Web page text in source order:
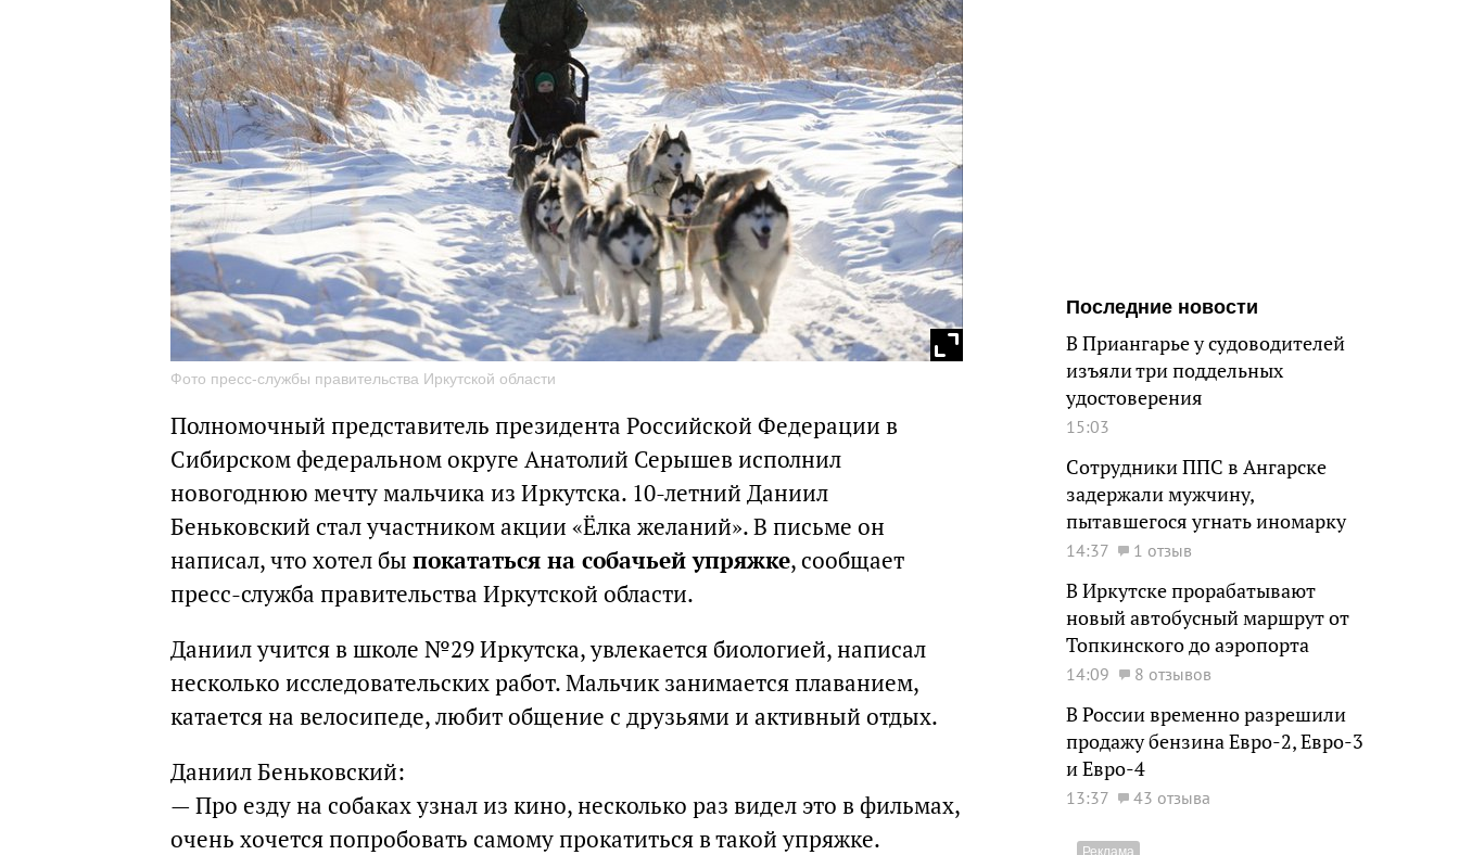
Фото пресс-службы правительства Иркутской области
Полномочный представитель президента Российской Федерации в
Сибирском федеральном округе Анатолий Серышев исполнил
новогоднюю мечту мальчика из Иркутска. 10-летний Даниил
Беньковский стал участником акции «Ёлка желаний». В письме он
написал, что хотел бы покататься на собачьей упряжке, сообщает
пресс-служба правительства Иркутской области.
Даниил учится в школе №29 Иркутска, увлекается биологией, написал
несколько исследовательских работ. Мальчик занимается плаванием,
катается на велосипеде, любит общение с друзьями и активный отдых.
Даниил Беньковский:
— Про езду на собаках узнал из кино, несколько раз видел это в фильмах,
очень хочется попробовать самому прокатиться в такой упряжке.
Последние новости
В Приангарье у судоводителей
изъяли три поддельных
удостоверения
15:03
Сотрудники ППС в Ангарске
задержали мужчину,
пытавшегося угнать иномарку
14:37 1 отзыв
В Иркутске прорабатывают
новый автобусный маршрут от
Топкинского до аэропорта
14:09 8 отзывов
В России временно разрешили
продажу бензина Евро-2, Евро-3
и Евро-4
13:37 43 отзыва